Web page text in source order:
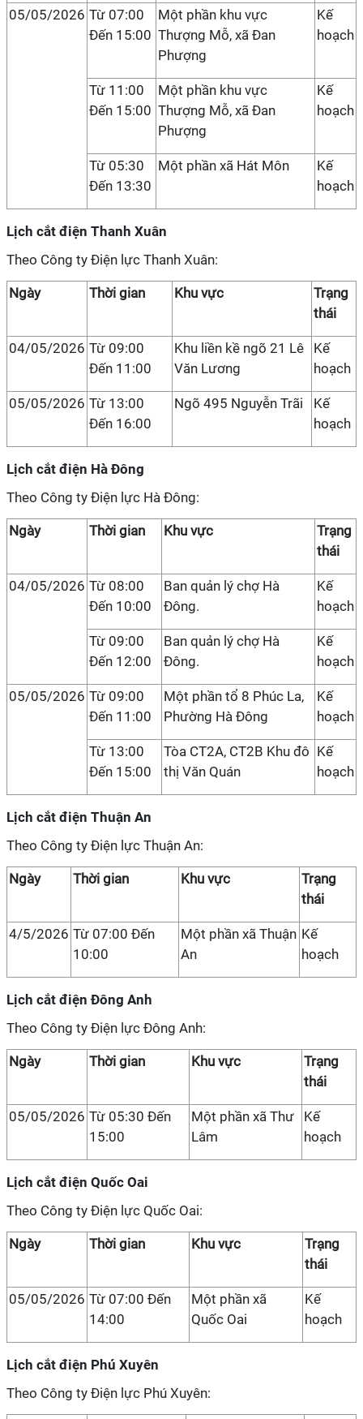
05/05/2026 Từ 07:00
Đến 15:00
Một phần khu vực
Thượng Mỗ, xã Đan
Phượng
Kế
hoạch
Từ 11:00
Đến 15:00
Một phần khu vực
Thượng Mỗ, xã Đan
Phượng
Kế
hoạch
Từ 05:30
Đến 13:30
Một phần xã Hát Môn
Kế
hoạch
Lịch cắt điện Thanh Xuân
Theo Công ty Điện lực Thanh Xuân:
Ngày Thời gian Khu vực
Trạng
thái
04/05/2026 Từ 09:00
Đến 11:00
Khu liền kề ngõ 21 Lê
Văn Lương
Kế
hoạch
05/05/2026 Từ 13:00
Đến 16:00
Ngõ 495 Nguyễn Trãi
Kế
hoạch
Lịch cắt điện Hà Đông
Theo Công ty Điện lực Hà Đông:
Ngày Thời gian Khu vực
Trạng
thái
04/05/2026 Từ 08:00
Đến 10:00
Ban quản lý chợ Hà
Đông.
Kế
hoạch
Từ 09:00
Đến 12:00
Ban quản lý chợ Hà
Đông.
Kế
hoạch
05/05/2026 Từ 09:00
Đến 11:00
Một phần tổ 8 Phúc La,
Phường Hà Đông
Kế
hoạch
Từ 13:00
Đến 15:00
Tòa CT2A, CT2B Khu đô
thị Văn Quán
Kế
hoạch
Lịch cắt điện Thuận An
Theo Công ty Điện lực Thuận An:
Ngày Thời gian Khu vực
Trạng
thái
4/5/2026 Từ 07:00 Đến
10:00
Một phần xã Thuận
An
Kế
hoạch
Lịch cắt điện Đông Anh
Theo Công ty Điện lực Đông Anh:
Ngày Thời gian Khu vực
Trạng
thái
05/05/2026 Từ 05:30 Đến
15:00
Một phần xã Thư
Lâm
Kế
hoạch
Lịch cắt điện Quốc Oai
Theo Công ty Điện lực Quốc Oai:
Ngày Thời gian Khu vực
Trạng
thái
05/05/2026 Từ 07:00 Đến
14:00
Một phần xã
Quốc Oai
Kế
hoạch
Lịch cắt điện Phú Xuyên
Theo Công ty Điện lực Phú Xuyên: